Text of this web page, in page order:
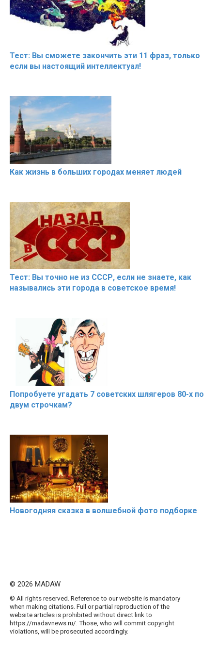
Тест: Вы сможете закончить эти 11 фраз, только
если вы настоящий интеллектуал!
Как жизнь в больших городах меняет людей
Тест: Вы точно не из СССР, если не знаете, как
назывались эти города в советское время!
Попробуете угадать 7 советских шлягеров 80-х по
двум строчкам?
Новогодняя сказка в волшебной фото подборке
© 2026 MADAW
© All rights reserved. Reference to our website is mandatory
when making citations. Full or partial reproduction of the
website articles is prohibited without direct link to
https://madavnews.ru/. Those, who will commit copyright
violations, will be prosecuted accordingly.